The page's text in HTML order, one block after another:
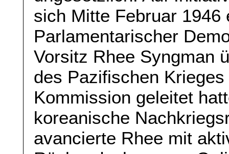
sich Mitte Februar 1946
Parlamentarischer
Vorsitz Rhee Syngman
des Pazifischen
Kommission geleitet
koreanische
avancierte Rhee mit